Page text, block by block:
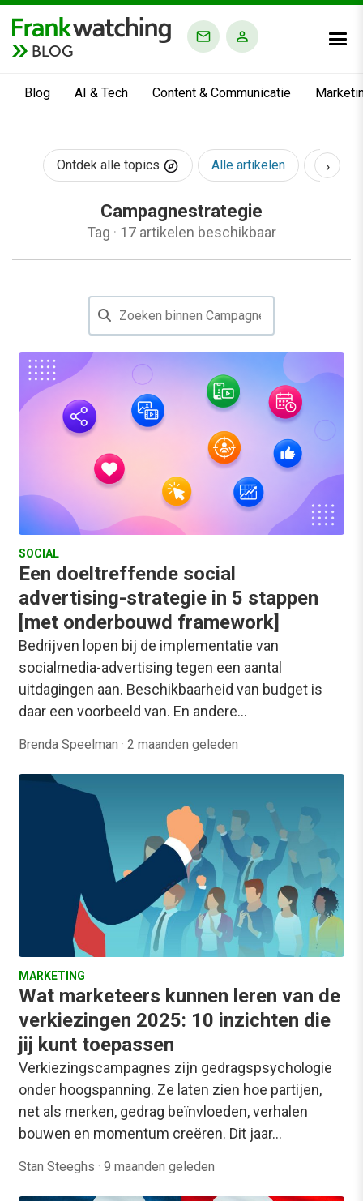
BLOG
Blog AI & Tech Content & Communicatie
Ontdek alle topics Alle artikelen AI &
›
Campagnestrategie
Tag · 17 artikelen beschikbaar
SOCIAL
Een doeltreffende social
advertising-strategie in 5 stappen
[met onderbouwd framework]
Bedrijven lopen bij de implementatie van
socialmedia-advertising tegen een aantal
uitdagingen aan. Beschikbaarheid van budget is
daar een voorbeeld van. En andere…
Brenda Speelman · 2 maanden geleden
MARKETING
Wat marketeers kunnen leren van de
verkiezingen 2025: 10 inzichten die
jij kunt toepassen
Verkiezingscampagnes zijn gedragspsychologie
onder hoogspanning. Ze laten zien hoe partijen,
net als merken, gedrag beïnvloeden, verhalen
bouwen en momentum creëren. Dit jaar…
Stan Steeghs · 9 maanden geleden